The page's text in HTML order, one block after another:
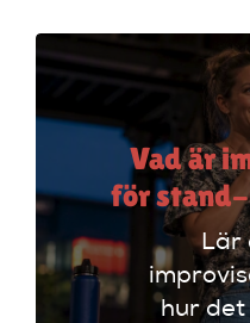
Vad är
för
Lär
hur